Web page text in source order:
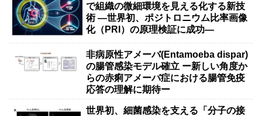
で組織の微細環境を見える化する新技
術 ―世界初、ポジトロニウム比率画像
化（PRI）の原理検証に成功―
非病原性アメーバ(Entamoeba dispar)
の腸管感染モデル確立 ー新しい角度か
らの赤痢アメーバ症における腸管免疫
応答の理解に期待ー
世界初、細菌感染を支える「分子の接